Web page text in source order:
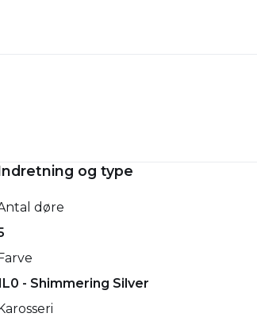
og type
døre
- Shimmering Silver